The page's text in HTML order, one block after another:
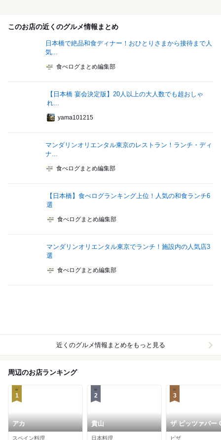
このお店の近くのグルメ情報まとめ
日本橋で絶品和食ディナー！おひとりさまから接待まで人
気...
食べログまとめ編集部
【日本橋 宴会決定版】20人以上の大人数でも超おしゃ
れ...
yama101215
マンダリンオリエンタル東京のレストラン！ランチ・ディ
ナ...
食べログまとめ編集部
【日本橋】食べログランキング上位！人気の和食ランチ6
選
食べログまとめ編集部
マンダリンオリエンタル東京でランチ！施設内の人気店3
選
食べログまとめ編集部
近くのグルメ情報まとめをもっと見る
周辺のお店ランキング
1
アカ
スペイン料理
2
貴山
日本料理
3
ザ ピッツァバー
38TH
ピザ